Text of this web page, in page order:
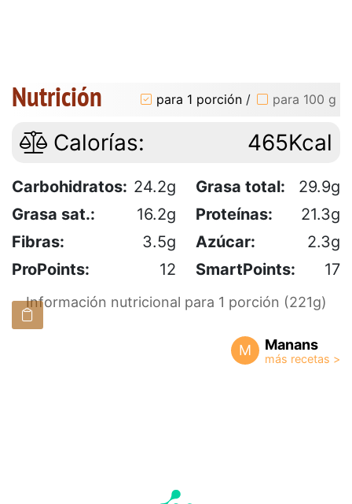
Nutrición para 1 porción / para 100 g
Calorías: 465Kcal
Carbohidratos: 24.2g Grasa total:
29.9g
Grasa sat.:
16.2g Proteínas:
21.3g
Fibras:
3.5g Azúcar:
2.3g
ProPoints:
12 SmartPoints: 17
Información nutricional para 1 porción (221g)
M Manans